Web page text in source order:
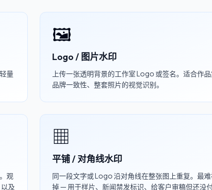
量
🖼
Logo / 图片水印
上传一张透明背景的工作室 Logo 或签名。适合作品
品牌一致性、整套照片的视觉识别。
观
及
▦
平铺 / 对角线水印
同一段文字或 Logo 沿对角线在整张图上重复。最
掉 — 用于样片、新闻禁发标识、给客户审稿但还没